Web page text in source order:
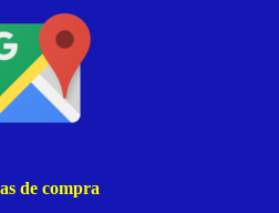
de compra